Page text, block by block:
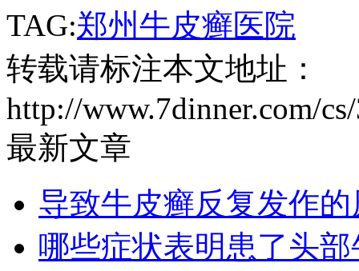
TAG:郑州牛皮癣医院
转载请标注本文地址：
http://www.7dinner.com/
最新文章
导致牛皮癣反复发作的
哪些症状表明患了头